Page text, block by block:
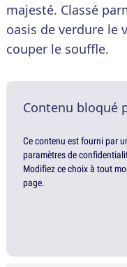
majesté. Classé
oasis de verdure le
couper le souffle.
Contenu bloqué
Ce contenu est fourni par
paramètres de
Modifiez ce choix à tout
page.